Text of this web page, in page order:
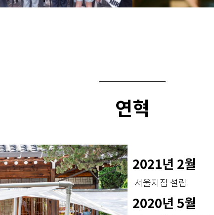
연혁
2021년 2월
서울지점 설립
2020년 5월